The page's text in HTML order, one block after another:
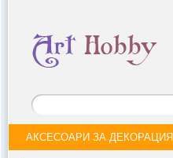
АКСЕСОАРИ ЗА ДЕКОРАЦИЯ